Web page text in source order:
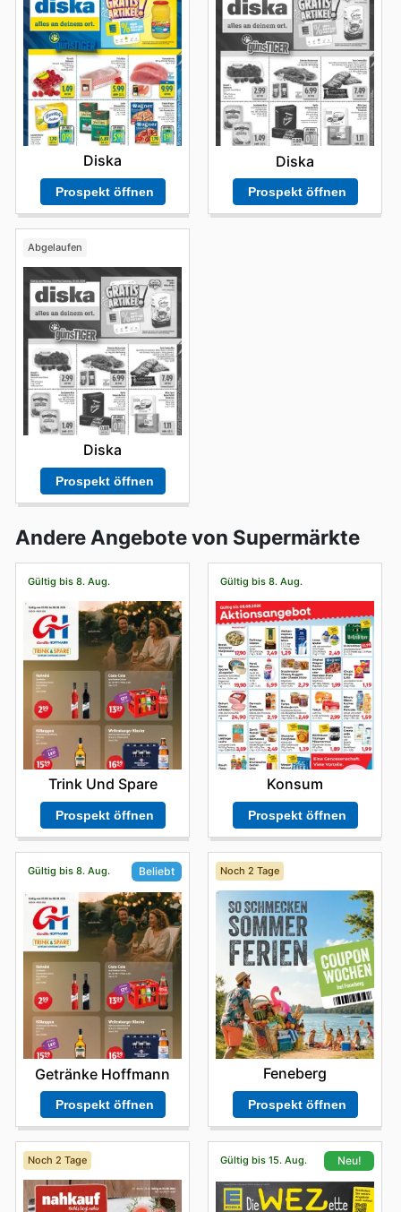
Diska
Prospekt öffnen
Diska
Prospekt öffnen
Abgelaufen
Diska
Prospekt öffnen
Andere Angebote von Supermärkte
Gültig bis 8. Aug.
Trink Und Spare
Prospekt öffnen
Gültig bis 8. Aug.
Konsum
Prospekt öffnen
Gültig bis 8. Aug. Beliebt
Getränke Hoffmann
Prospekt öffnen
Noch 2 Tage
Feneberg
Prospekt öffnen
Noch 2 Tage Gültig bis 15. Aug. Neu!